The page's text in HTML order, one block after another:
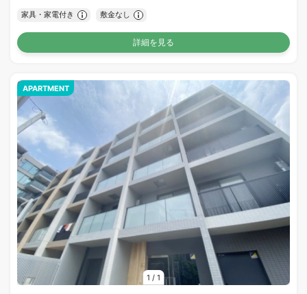
家具・家電付き 敷金なし
詳細を見る
1 / 1
APARTMENT